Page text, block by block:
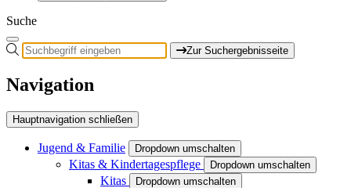
Suche
Zur Suchergebnisseite
Navigation
Hauptnavigation schließen
Jugend & Familie Dropdown umschalten
Kitas & Kindertagespflege Dropdown umschalten
Kitas Dropdown umschalten